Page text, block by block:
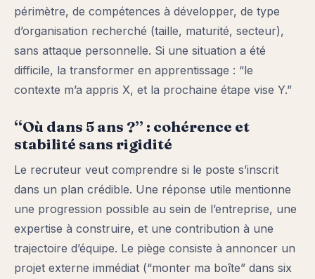
périmètre, de compétences à développer, de type
d’organisation recherché (taille, maturité, secteur),
sans attaque personnelle. Si une situation a été
difficile, la transformer en apprentissage : “le
contexte m’a appris X, et la prochaine étape vise Y.”
“Où dans 5 ans ?” : cohérence et
stabilité sans rigidité
Le recruteur veut comprendre si le poste s’inscrit
dans un plan crédible. Une réponse utile mentionne
une progression possible au sein de l’entreprise, une
expertise à construire, et une contribution à une
trajectoire d’équipe. Le piège consiste à annoncer un
projet externe immédiat (“monter ma boîte” dans six